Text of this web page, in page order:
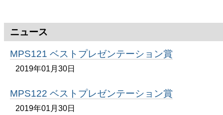
ト
ア
ク
シ
ニュース
MPS121 ベストプレゼンテーション賞
2019年01月30日
MPS122 ベストプレゼンテーション賞
2019年01月30日